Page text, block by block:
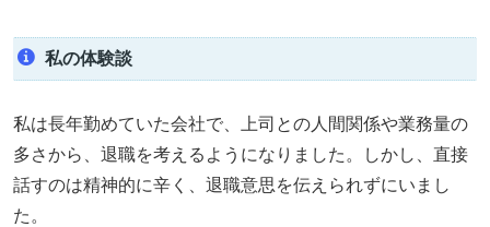
私の体験談
私は長年勤めていた会社で、上司との人間関係や業務量の
多さから、退職を考えるようになりました。しかし、直接
話すのは精神的に辛く、退職意思を伝えられずにいまし
た。